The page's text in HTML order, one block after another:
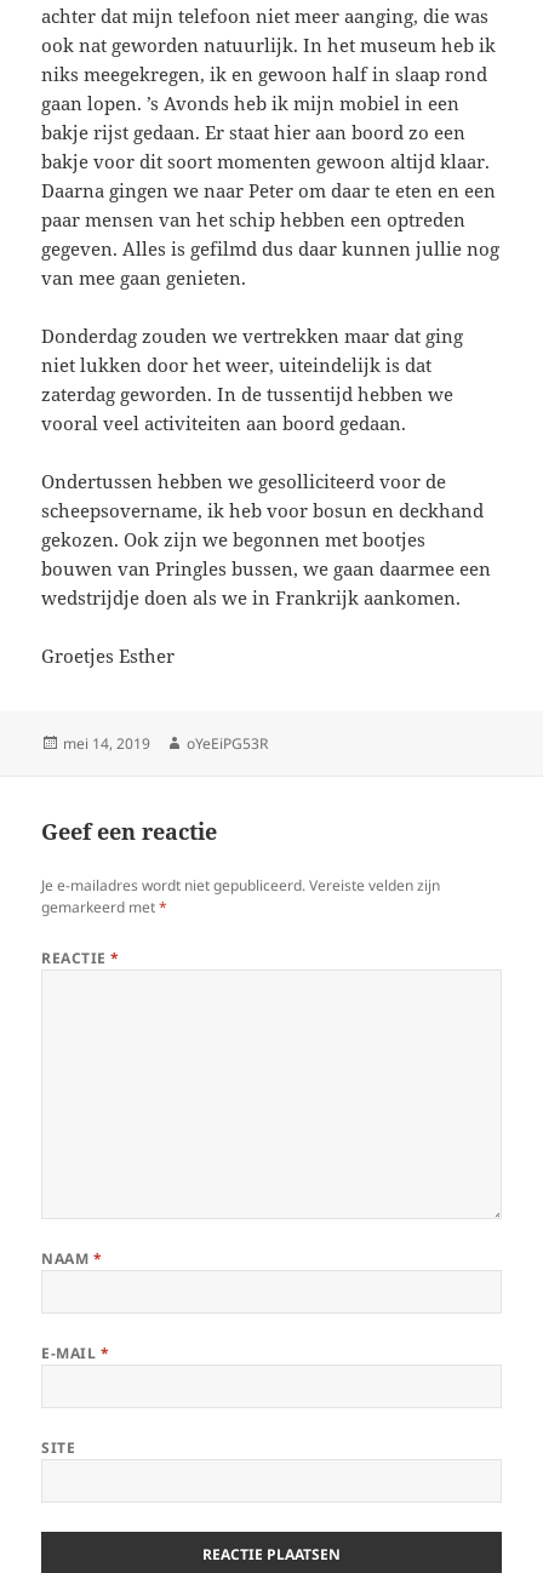
achter dat mijn telefoon niet meer aanging, die was
ook nat geworden natuurlijk. In het museum heb ik
niks meegekregen, ik en gewoon half in slaap rond
gaan lopen. ’s Avonds heb ik mijn mobiel in een
bakje rijst gedaan. Er staat hier aan boord zo een
bakje voor dit soort momenten gewoon altijd klaar.
Daarna gingen we naar Peter om daar te eten en een
paar mensen van het schip hebben een optreden
gegeven. Alles is gefilmd dus daar kunnen jullie nog
van mee gaan genieten.
Donderdag zouden we vertrekken maar dat ging
niet lukken door het weer, uiteindelijk is dat
zaterdag geworden. In de tussentijd hebben we
vooral veel activiteiten aan boord gedaan.
Ondertussen hebben we gesolliciteerd voor de
scheepsovername, ik heb voor bosun en deckhand
gekozen. Ook zijn we begonnen met bootjes
bouwen van Pringles bussen, we gaan daarmee een
wedstrijdje doen als we in Frankrijk aankomen.
Groetjes Esther
Geplaatst
mei 14, 2019 Auteur
oYeEiPG53R
Geef een reactie
Je e-mailadres wordt niet gepubliceerd. Vereiste velden zijn
gemarkeerd met*
REACTIE*
NAAM *
E-MAIL *
SITE